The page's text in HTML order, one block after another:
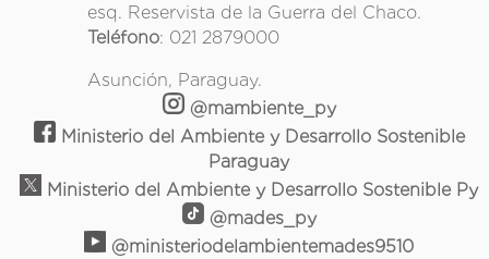
esq. Reservista de la Guerra del Chaco.
Teléfono: 021 2879000
Asunción, Paraguay.
@mambiente_py
Ministerio del Ambiente y Desarrollo Sostenible
Paraguay
Ministerio del Ambiente y Desarrollo Sostenible Py
@mades_py
@ministeriodelambientemades9510